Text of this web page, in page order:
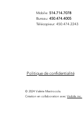
Mobile: 514.714.7078
Bureau: 450.474.4005
Télécopieur: 450.474.2243
Politique de confidentialité
© 2024 Valérie Mastrocola.
Création en collaboration avecVisibilis inc.